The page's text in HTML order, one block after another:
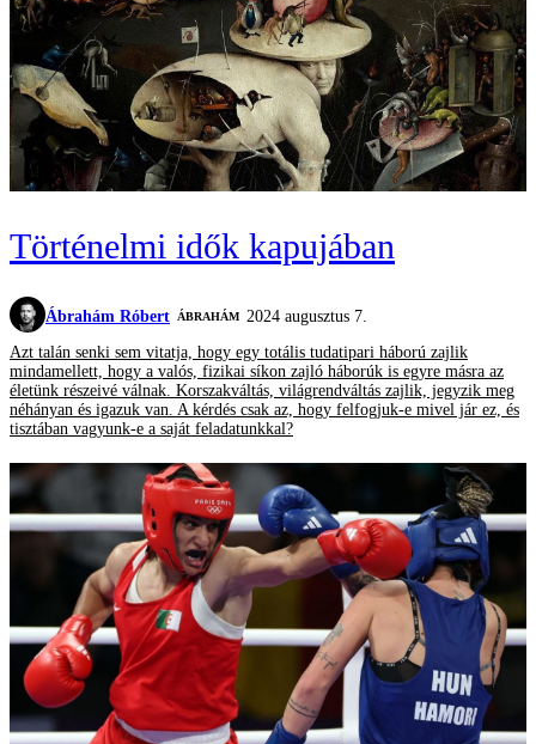
Történelmi idők kapujában
Ábrahám Róbert ÁBRAHÁM 2024 augusztus 7.
Azt talán senki sem vitatja, hogy egy totális tudatipari háború zajlik
mindamellett, hogy a valós, fizikai síkon zajló háborúk is egyre másra az
életünk részeivé válnak. Korszakváltás, világrendváltás zajlik, jegyzik meg
néhányan és igazuk van. A kérdés csak az, hogy felfogjuk-e mivel jár ez, és
tisztában vagyunk-e a saját feladatunkkal?